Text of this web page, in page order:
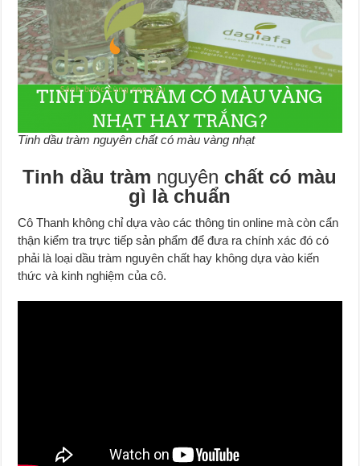
Tinh dầu tràm nguyên chất có màu vàng nhạt
Tinh dầu tràm nguyên chất có màu
gì là chuẩn
Cô Thanh không chỉ dựa vào các thông tin online mà còn cẩn
thận kiểm tra trực tiếp sản phẩm để đưa ra chính xác đó có
phải là loại dầu tràm nguyên chất hay không dựa vào kiến
thức và kinh nghiệm của cô.